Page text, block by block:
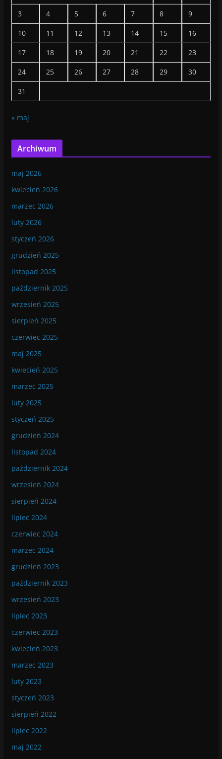
3 4 5 6 7 8 9
10 11 12 13 14 15 16
17 18 19 20 21 22 23
24 25 26 27 28 29 30
31
« maj
Archiwum
maj 2026
kwiecień 2026
marzec 2026
luty 2026
styczeń 2026
grudzień 2025
listopad 2025
październik 2025
wrzesień 2025
sierpień 2025
czerwiec 2025
maj 2025
kwiecień 2025
marzec 2025
luty 2025
styczeń 2025
grudzień 2024
listopad 2024
październik 2024
wrzesień 2024
sierpień 2024
lipiec 2024
czerwiec 2024
marzec 2024
grudzień 2023
październik 2023
wrzesień 2023
lipiec 2023
czerwiec 2023
kwiecień 2023
marzec 2023
luty 2023
styczeń 2023
sierpień 2022
lipiec 2022
maj 2022